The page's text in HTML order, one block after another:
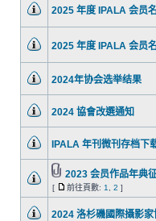
2025 年度 IPALA 会员
2025 年度 IPALA 会员
2024年协会选举结果
2024 協會改選通知
IPALA 年刊微刊存档下
2023 会员作品年典
[ 前往頁數: 1 2 ]
2024 洛杉磯國際攝影